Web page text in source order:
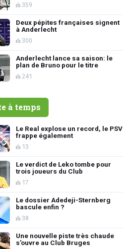
359
Deux pépites françaises signent
à Anderlecht
300
Anderlecht lance sa saison: le
plan de Bruno pour le titre
241
à temps
Le Real explose un record, le PSV
frappe également
13
Le verdict de Leko tombe pour
trois joueurs du Club
17
Le dossier Adedeji-Sternberg
bascule enfin ?
38
Une nouvelle piste très chaude
s'ouvre au Club Bruges